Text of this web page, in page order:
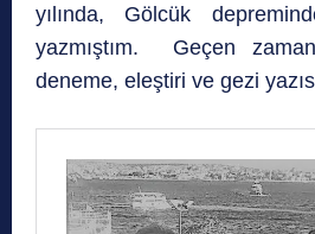
yılında, Gölcük
yazmıştım. Geçen
deneme, eleştiri ve gezi